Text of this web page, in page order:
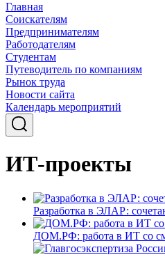
Главная
Соискателям
Предпринимателям
Работодателям
Студентам
Путеводитель по компаниям
Рынок труда
Новости сайта
Календарь мероприятий
ИТ-проекты
Разработка в ЭЛАР:
ДОМ.РФ: работа в ИТ со